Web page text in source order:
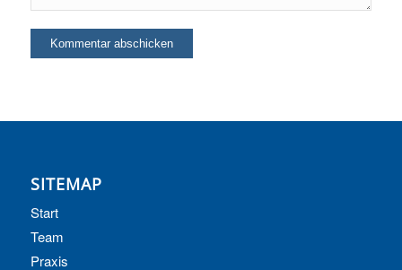
SITEMAP
Start
Team
Praxis